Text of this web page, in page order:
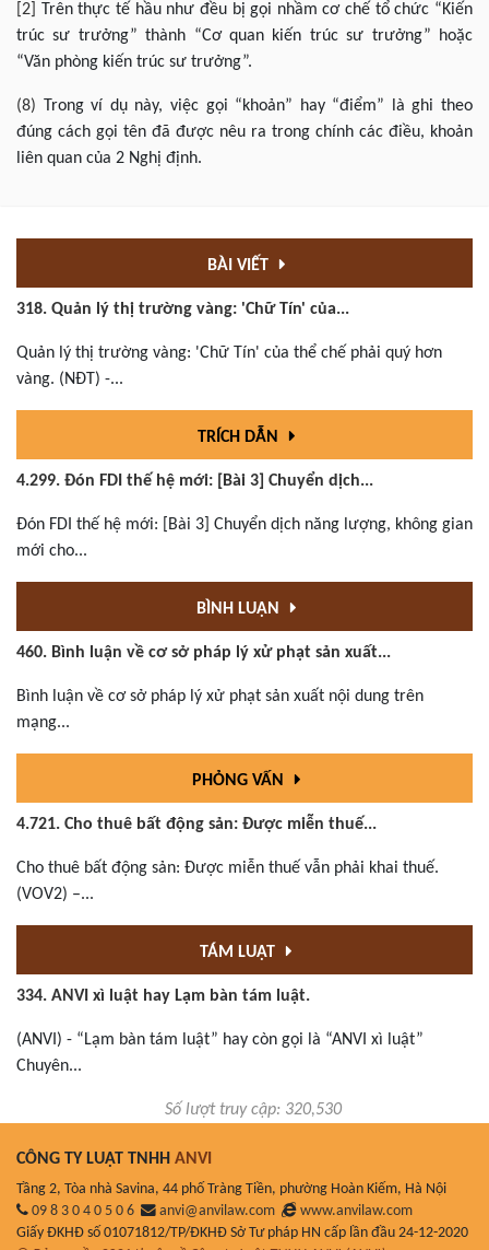
[2]
Trên thực tế hầu như đều bị gọi nhầm cơ chế tổ chức “Kiến
trúc sư trưởng” thành “Cơ quan kiến trúc sư trưởng” hoặc
“Văn phòng kiến trúc sư trưởng”.
(8) Trong ví dụ này, việc gọi “khoản” hay “điểm” là ghi theo
đúng cách gọi tên đã được nêu ra trong chính các điều, khoản
liên quan của 2 Nghị định.
BÀI VIẾT
318. Quản lý thị trường vàng: 'Chữ Tín' của...
Quản lý thị trường vàng: 'Chữ Tín' của thể chế phải quý hơn
vàng. (NĐT) -...
TRÍCH DẪN
4.299. Đón FDI thế hệ mới: [Bài 3] Chuyển dịch...
Đón FDI thế hệ mới: [Bài 3] Chuyển dịch năng lượng, không gian
mới cho...
BÌNH LUẬN
460. Bình luận về cơ sở pháp lý xử phạt sản xuất...
Bình luận về cơ sở pháp lý xử phạt sản xuất nội dung trên
mạng...
PHỎNG VẤN
4.721. Cho thuê bất động sản: Được miễn thuế...
Cho thuê bất động sản: Được miễn thuế vẫn phải khai thuế.
(VOV2) –...
TÁM LUẬT
334. ANVI xì luật hay Lạm bàn tám luật.
(ANVI) - “Lạm bàn tám luật” hay còn gọi là “ANVI xì luật”
Chuyên...
Số lượt truy cập: 320,530
CÔNG TY LUẬT TNHH ANVI
Tầng 2, Tòa nhà Savina, 44 phố Tràng Tiền, phường Hoàn Kiếm, Hà Nội
09 8 3 0 4 0 5 0 6
anvi@anvilaw.com
www.anvilaw.com
Giấy ĐKHĐ số 01071812/TP/ĐKHĐ Sở Tư pháp HN cấp lần đầu 24-12-2020